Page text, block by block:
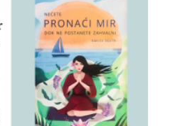
– SREĆA – SLAVICA
IZ KNJIGE